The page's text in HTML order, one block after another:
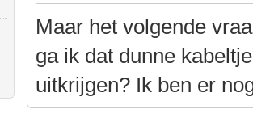
Maar het volgende
ga ik dat dunne
uitkrijgen? Ik ben er